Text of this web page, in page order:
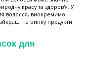
красу та здоров'я. У
волосся, виокремимо
на ринку продукти
для